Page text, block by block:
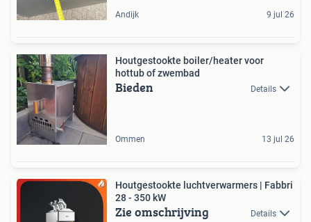
Andijk 9 jul 26
Houtgestookte boiler/heater voor
hottub of zwembad
Bieden Details
Ommen 13 jul 26
Houtgestookte luchtverwarmers | Fabbri
28 - 350 kW
Zie omschrijving Details